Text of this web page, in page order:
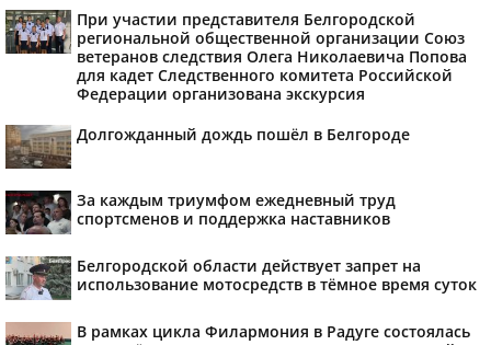
При участии представителя Белгородской
региональной общественной организации Союз
ветеранов следствия Олега Николаевича Попова
для кадет Следственного комитета Российской
Федерации организована экскурсия
Долгожданный дождь пошёл в Белгороде
За каждым триумфом ежедневный труд
спортсменов и поддержка наставников
Белгородской области действует запрет на
использование мотосредств в тёмное время суток
В рамках цикла Филармония в Радуге состоялась